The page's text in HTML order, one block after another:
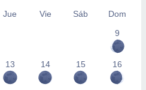
Jue Vie Sáb
Dom
9
13 14 15 16